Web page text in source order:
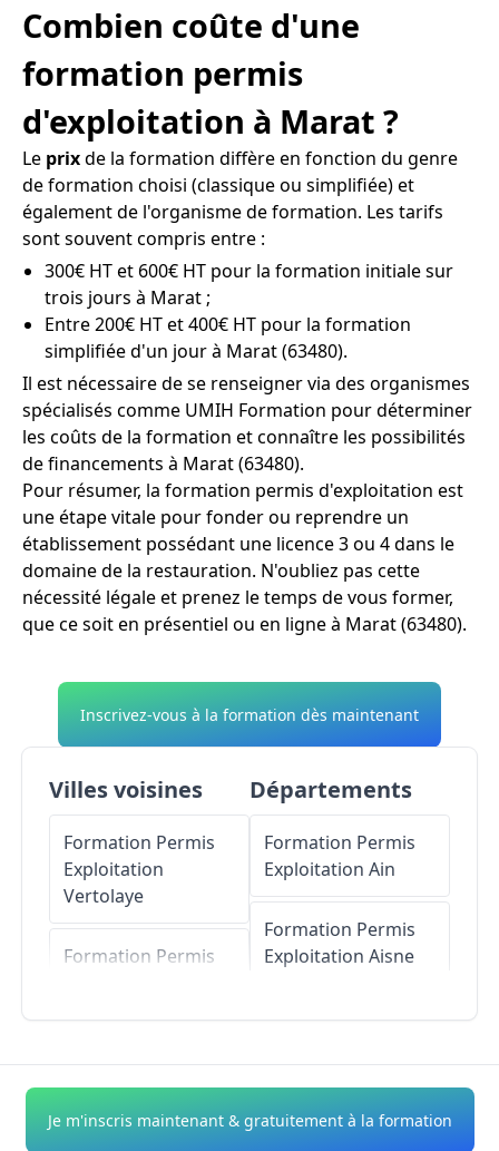
Combien coûte d'une
formation permis
d'exploitation à Marat ?
Le prixde la formation diffère en fonction du genre
de formation choisi (classique ou simplifiée) et
également de l'organisme de formation. Les tarifs
sont souvent compris entre :
300€ HT et 600€ HT pour la formation initiale sur
trois jours à Marat ;
Entre 200€ HT et 400€ HT pour la formation
simplifiée d'un jour à Marat (63480).
Il est nécessaire de se renseigner via des organismes
spécialisés comme UMIH Formation pour déterminer
les coûts de la formation et connaître les possibilités
de financements à Marat (63480).
Pour résumer, la formation permis d'exploitation est
une étape vitale pour fonder ou reprendre un
établissement possédant une licence 3 ou 4 dans le
domaine de la restauration. N'oubliez pas cette
nécessité légale et prenez le temps de vous former,
que ce soit en présentiel ou en ligne à Marat (63480).
Inscrivez-vous à la formation dès maintenant
Villes voisines
Formation Permis
Exploitation
Vertolaye
Formation Permis
Formation Permis
ExploitationOlmet
Départements
Formation Permis
Exploitation Ain
Formation Permis
Exploitation Aisne
Formation Permis
ExploitationAlpes-
Je m'inscris maintenant & gratuitement à la formation